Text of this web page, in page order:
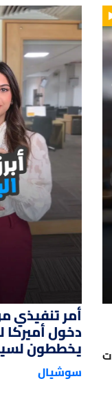
أمر تنفيذي
دخول
يخططون
سوشيال